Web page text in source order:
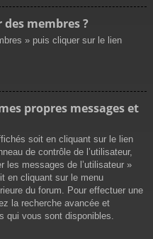
membres ?
» puis cliquer sur le lien
propres messages et
soit en cliquant sur le lien
de contrôle de l’utilisateur,
les messages de l’utilisateur »
en cliquant sur le menu
du forum. Pour effectuer une
la recherche avancée et
qui vous sont disponibles.